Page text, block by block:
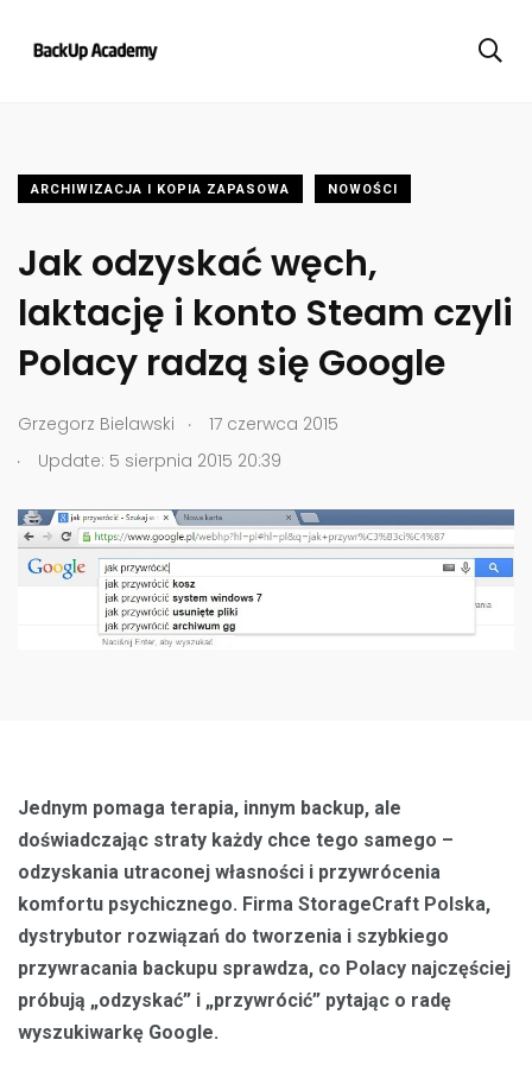
ARCHIWIZACJA I KOPIA ZAPASOWA NOWOŚCI
Jak odzyskać węch,
laktację i konto Steam czyli
Polacy radzą się Google
Grzegorz Bielawski .
17 czerwca 2015
.
Update: 5 sierpnia 2015 20:39
Jednym pomaga terapia, innym backup, ale
doświadczając straty każdy chce tego samego –
odzyskania utraconej własności i przywrócenia
komfortu psychicznego. Firma StorageCraft Polska,
dystrybutor rozwiązań do tworzenia i szybkiego
przywracania backupu sprawdza, co Polacy najczęściej
próbują „odzyskać” i „przywrócić” pytając o radę
wyszukiwarkę Google.